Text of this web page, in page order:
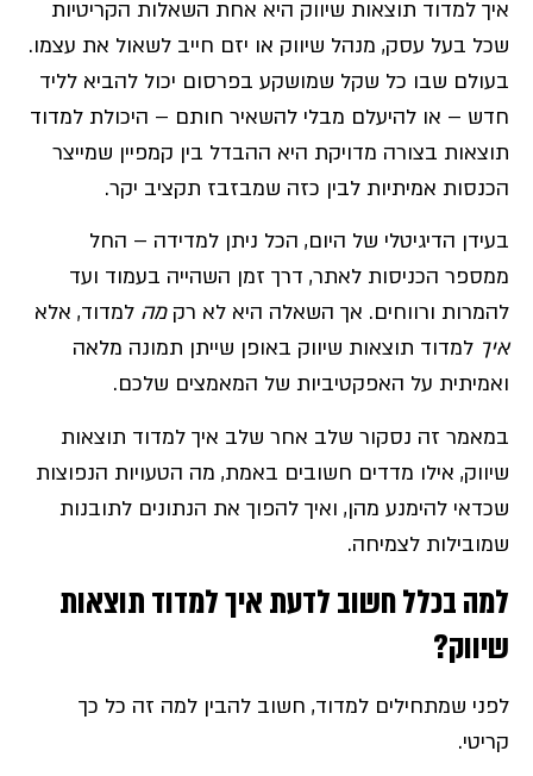
איך למדוד תוצאות שיווק היא אחת השאלות הקריטיות
שכל בעל עסק, מנהל שיווק או יזם חייב לשאול את עצמו.
בעולם שבו כל שקל שמושקע בפרסום יכול להביא לליד
חדש – או להיעלם מבלי להשאיר חותם – היכולת למדוד
תוצאות בצורה מדויקת היא ההבדל בין קמפיין שמייצר
הכנסות אמיתיות לבין כזה שמבזבז תקציב יקר.
בעידן הדיגיטלי של היום, הכל ניתן למדידה – החל
ממספר הכניסות לאתר, דרך זמן השהייה בעמוד ועד
להמרות ורווחים. אך השאלה היא לא רקמה למדוד, אלא
איך למדוד תוצאות שיווק באופן שייתן תמונה מלאה
ואמיתית על האפקטיביות של המאמצים שלכם.
במאמר זה נסקור שלב אחר שלב איך למדוד תוצאות
שיווק, אילו מדדים חשובים באמת, מה הטעויות הנפוצות
שכדאי להימנע מהן, ואיך להפוך את הנתונים לתובנות
שמובילות לצמיחה.
למה בכלל חשוב לדעת איך למדוד תוצאות
שיווק?
לפני שמתחילים למדוד, חשוב להבין למה זה כל כך
קריטי.